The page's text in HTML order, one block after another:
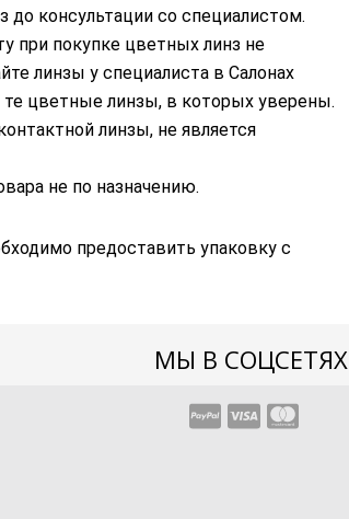
до консультации со специалистом.
при покупке цветных линз не
линзы у специалиста в Салонах
те цветные линзы, в которых уверены.
линзы, не является
не по назначению.
предоставить упаковку с
МЫ В СОЦСЕТЯХ
Instagram